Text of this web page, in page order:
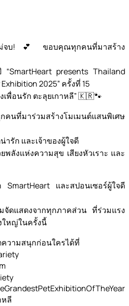
จบ! 💕 ขอบคุณทุกคนที่มาสร้าง
“SmartHeart presents Thailand
2025” ครั้งที่ 15
พื่อนรัก ตะลุยเกาหลี” 🇰🇷🐾
นที่มาร่วมสร้างโมเมนต์แสนพิเศษ
ารัก และเจ้าของผู้ใจดี
พลังแห่งความสุข เสียงหัวเราะ และ
และสปอนเซอร์ผู้ใจดี
ดแสดงจากทุกภาคส่วน ที่ร่วมแรง
ใหญ่ในครั้งนี้
วามสนุกก่อนใครได้ที่
หลี